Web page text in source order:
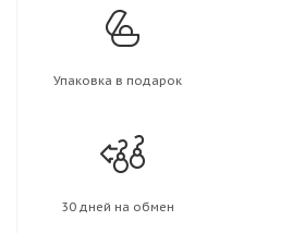
Упаковка в подарок
30 дней на обмен